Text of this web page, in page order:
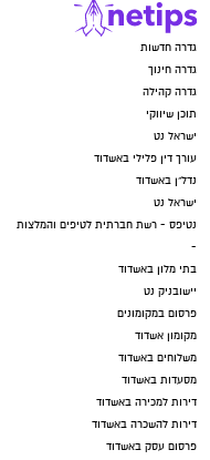
גדרה חדשות
גדרה חינוך
גדרה קהילה
תוכן שיווקי
ישראל נט
עורך דין פלילי באשדוד
נדל"ן באשדוד
ישראל נט
נטיפס - רשת חברתית לטיפים והמלצות
-
בתי מלון באשדוד
יישובניק נט
פרסום במקומונים
מקומון אשדוד
משלוחים באשדוד
מסעדות באשדוד
דירות למכירה באשדוד
דירות להשכרה באשדוד
פרסום עסק באשדוד